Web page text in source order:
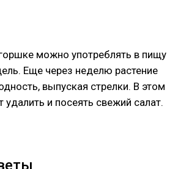
можно употреблять в пищу
Еще через неделю растение
выпуская стрелки. В этом
удалить и посеять свежий салат.